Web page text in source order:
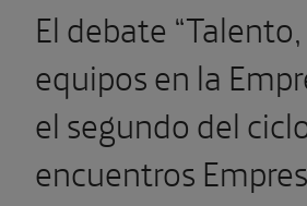
El debate
equipos en la
el segundo del
encuentros